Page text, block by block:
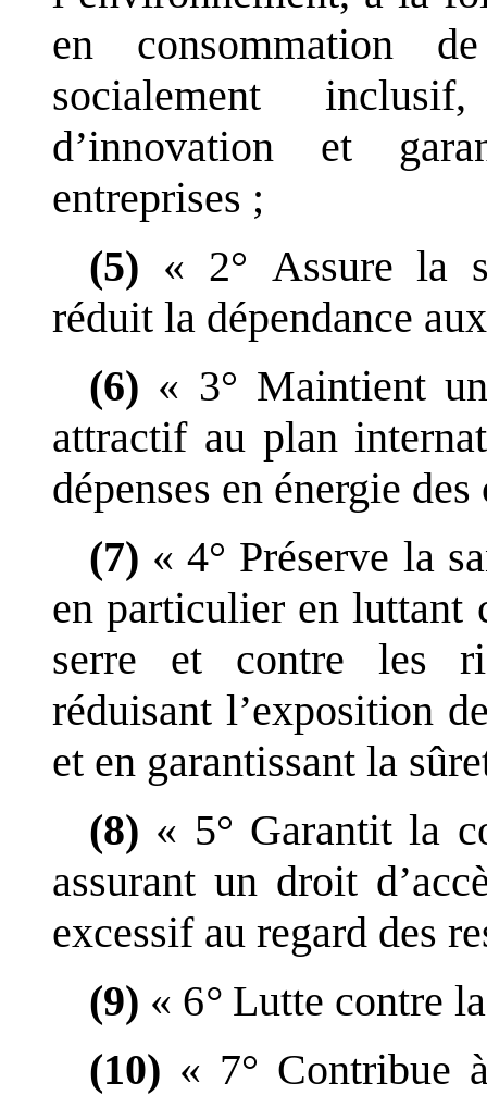
en consommation
socialement
d’innovation et
entreprises ;
(5) « 2° Assure la
réduit la dépendance
(6) « 3° Maintient
attractif au plan
dépenses en énergie
(7) « 4° Préserve la
en particulier en luttant
serre et contre les
réduisant l’exposition
et en garantissant la
(8) « 5° Garantit la
assurant un droit d’
excessif au regard des
(9) « 6° Lutte contre
(10) « 7° Contribue